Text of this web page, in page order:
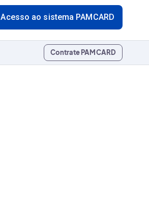
Acesso ao sistema PAMCARD
Contrate PAMCARD